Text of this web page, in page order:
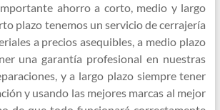
ahorro a corto, medio y largo
plazo tenemos un servicio de cerrajería
a precios asequibles, a medio plazo
una garantía profesional en nuestras
y a largo plazo siempre tener
y usando las mejores marcas al mejor